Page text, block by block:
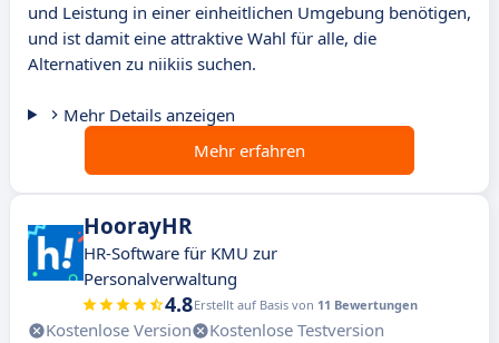
und Leistung in einer einheitlichen Umgebung benötigen,
und ist damit eine attraktive Wahl für alle, die
Alternativen zu niikiis suchen.
Mehr Details anzeigen
Mehr erfahren
HoorayHR
HR-Software für KMU zur
Personalverwaltung
4.8Erstellt auf Basis von 11 Bewertungen
Kostenlose Version
Kostenlose Testversion